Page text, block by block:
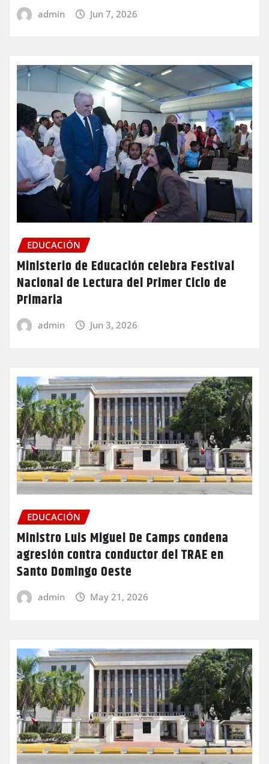
admin Jun 7, 2026
EDUCACIÓN
Ministerio de Educación celebra Festival
Nacional de Lectura del Primer Ciclo de
Primaria
admin Jun 3, 2026
EDUCACIÓN
Ministro Luis Miguel De Camps condena
agresión contra conductor del TRAE en
Santo Domingo Oeste
admin May 21, 2026